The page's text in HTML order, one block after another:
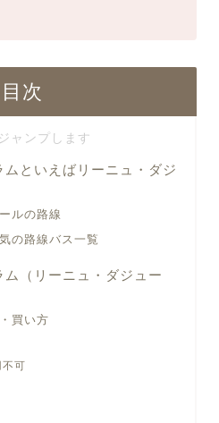
次
といえばリーニュ・ダジ
ルの路線
の路線バス一覧
（リーニュ・ダジュー
買い方
可